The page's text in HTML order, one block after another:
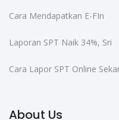
Cara Mendapatkan E-FIn
Laporan SPT Naik 34%, Sri
Cara Lapor SPT Online
About Us